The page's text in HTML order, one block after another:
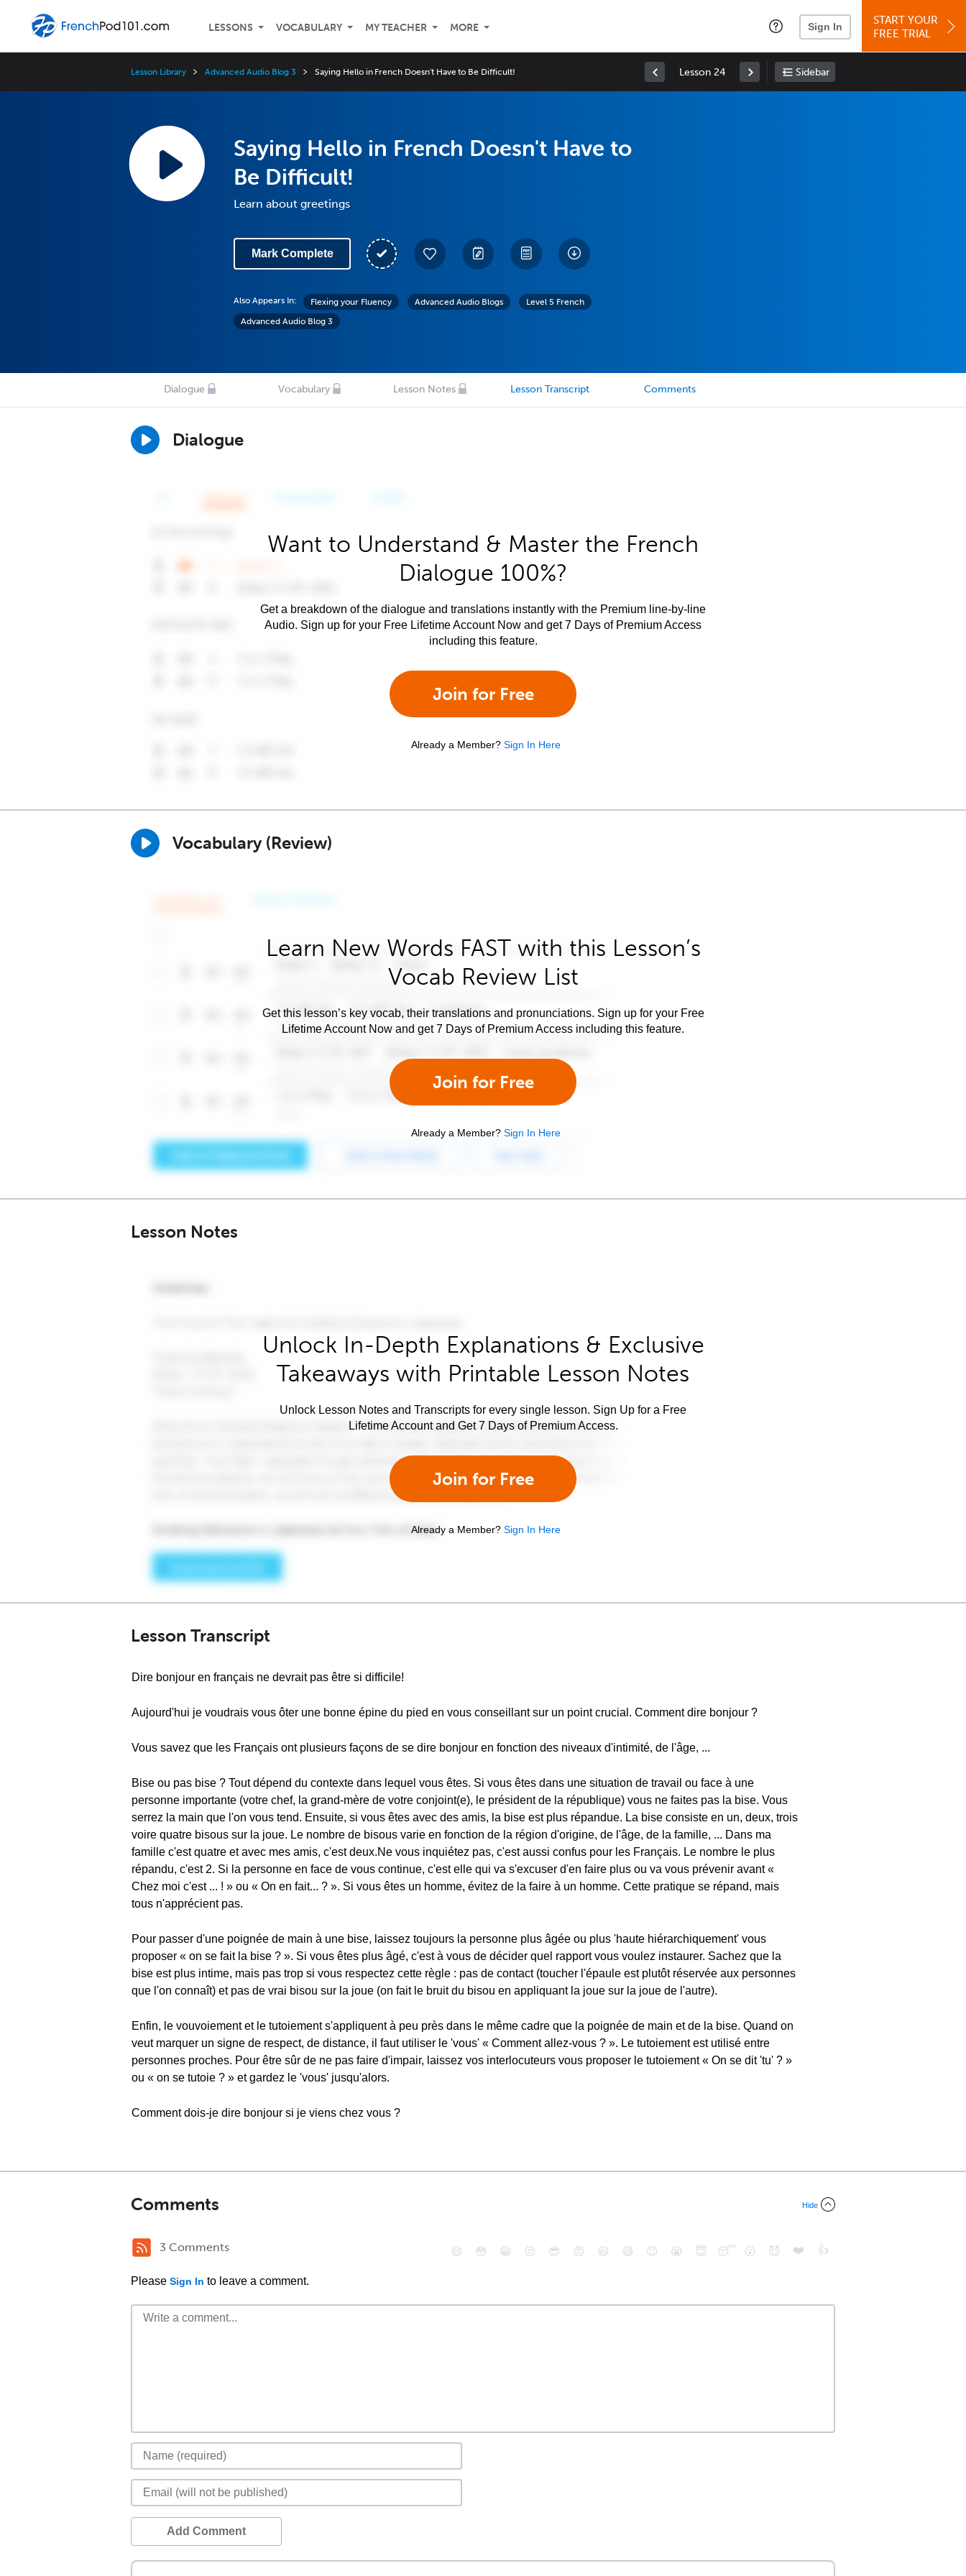
LESSONS VOCABULARY MY TEACHER MORE Sign In
START YOUR
FREE TRIAL
Lesson Library Advanced Audio Blog 3 Saying Hello in French Doesn't Have to Be Difficult! Lesson 24 Sidebar
Saying Hello in French Doesn't Have to
Be Difficult!
Learn about greetings
Mark Complete
Also Appears In: Flexing your Fluency Advanced Audio Blogs
Level 5 French
Advanced Audio Blog 3
Dialogue Vocabulary Lesson Notes Lesson Transcript Comments
Dialogue
Want to Understand & Master the French
Dialogue 100%?
Get a breakdown of the dialogue and translations instantly with the Premium line-by-line
Audio. Sign up for your Free Lifetime Account Now and get 7 Days of Premium Access
including this feature.
Join for Free
Already a Member? Sign In Here
Vocabulary (Review)
Learn New Words FAST with this Lesson’s
Vocab Review List
Get this lesson’s key vocab, their translations and pronunciations. Sign up for your Free
Lifetime Account Now and get 7 Days of Premium Access including this feature.
Join for Free
Already a Member? Sign In Here
Lesson Notes
Unlock In-Depth Explanations & Exclusive
Takeaways with Printable Lesson Notes
Unlock Lesson Notes and Transcripts for every single lesson. Sign Up for a Free
Lifetime Account and Get 7 Days of Premium Access.
Join for Free
Already a Member? Sign In Here
Lesson Transcript
Dire bonjour en français ne devrait pas être si difficile!
Aujourd'hui je voudrais vous ôter une bonne épine du pied en vous conseillant sur un point crucial. Comment dire bonjour ?
Vous savez que les Français ont plusieurs façons de se dire bonjour en fonction des niveaux d'intimité, de l'âge, ...
Bise ou pas bise ? Tout dépend du contexte dans lequel vous êtes. Si vous êtes dans une situation de travail ou face à une
personne importante (votre chef, la grand-mère de votre conjoint(e), le président de la république) vous ne faites pas la bise. Vous
serrez la main que l'on vous tend. Ensuite, si vous êtes avec des amis, la bise est plus répandue. La bise consiste en un, deux, trois
voire quatre bisous sur la joue. Le nombre de bisous varie en fonction de la région d'origine, de l'âge, de la famille, ... Dans ma
famille c'est quatre et avec mes amis, c'est deux.Ne vous inquiétez pas, c'est aussi confus pour les Français. Le nombre le plus
répandu, c'est 2. Si la personne en face de vous continue, c'est elle qui va s'excuser d'en faire plus ou va vous prévenir avant «
Chez moi c'est ... ! » ou « On en fait... ? ». Si vous êtes un homme, évitez de la faire à un homme. Cette pratique se répand, mais
tous n'apprécient pas.
Pour passer d'une poignée de main à une bise, laissez toujours la personne plus âgée ou plus 'haute hiérarchiquement' vous
proposer « on se fait la bise ? ». Si vous êtes plus âgé, c'est à vous de décider quel rapport vous voulez instaurer. Sachez que la
bise est plus intime, mais pas trop si vous respectez cette règle : pas de contact (toucher l'épaule est plutôt réservée aux personnes
que l'on connaît) et pas de vrai bisou sur la joue (on fait le bruit du bisou en appliquant la joue sur la joue de l'autre).
Enfin, le vouvoiement et le tutoiement s'appliquent à peu près dans le même cadre que la poignée de main et de la bise. Quand on
veut marquer un signe de respect, de distance, il faut utiliser le 'vous' « Comment allez-vous ? ». Le tutoiement est utilisé entre
personnes proches. Pour être sûr de ne pas faire d'impair, laissez vos interlocuteurs vous proposer le tutoiement « On se dit 'tu' ? »
ou « on se tutoie ? » et gardez le 'vous' jusqu'alors.
Comment dois-je dire bonjour si je viens chez vous ?
Comments Hide
3 Comments
Please Sign In to leave a comment.
😄 😳 😁 😒 😎 😠 😆 😅 😉 😭 😇 😴 😮 😈 ❤️ 👍
Add Comment